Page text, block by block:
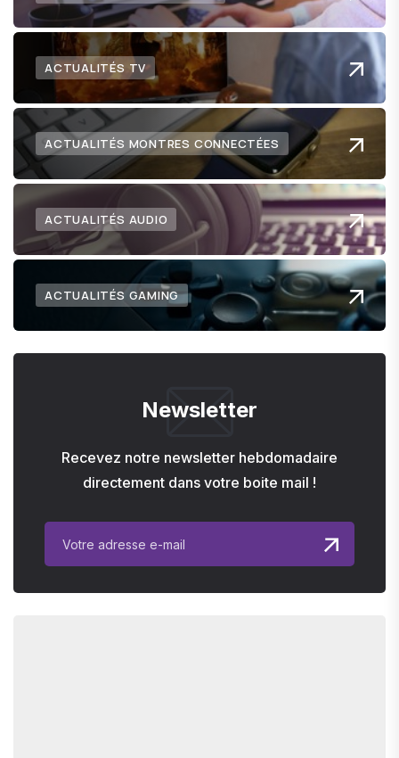
ACTUALITÉS TV
ACTUALITÉS MONTRES CONNECTÉES
ACTUALITÉS AUDIO
ACTUALITÉS GAMING
Newsletter
Recevez notre newsletter hebdomadaire
directement dans votre boite mail !